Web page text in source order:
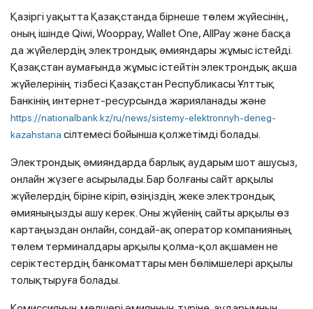
Қазіргі уақытта Қазақстанда бірнеше төлем жүйесінің,
оның ішінде Qiwi, Wooppay, Wallet One, AllPay және басқа
да жүйелердің электрондық әмияндары жұмыс істейді.
Қазақстан аумағында жұмыс істейтін электрондық ақша
жүйелерінің тізбесі Қазақстан Республикасы Ұлттық
Банкінің интернет-ресурсында жарияланады және
https://nationalbank.kz/ru/news/sistemy-elektronnyh-deneg-
kazahstana сілтемесі бойынша қолжетімді болады.
Электрондық әмияндарда барлық аударым шот ашусыз,
онлайн жүзеге асырылады. Бар болғаны сайт арқылы
жүйелердің біріне кіріп, өзіңіздің жеке электрондық
әмияныңызды ашу керек. Оны жүйенің сайты арқылы өз
картаңыздан онлайн, сондай-ақ оператор компанияның
төлем терминалдары арқылы қолма-қол ақшамен не
серіктестердің банкоматтары мен бөлімшелері арқылы
толықтыруға болады.